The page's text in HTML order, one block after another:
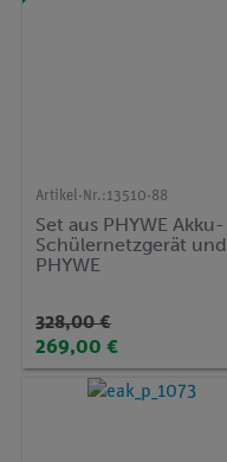
Artikel-Nr.:13510-88
Set aus PHYWE Akku-
Schülernetzgerät und
PHYWE
328,00 €
269,00 €